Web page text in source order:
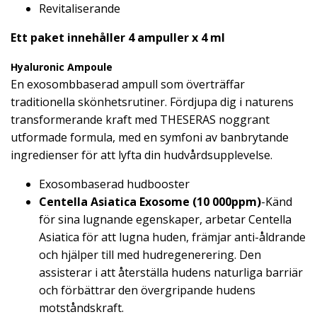
Revitaliserande
Ett paket innehåller 4 ampuller x 4 ml
Hyaluronic Ampoule
En exosombbaserad ampull som överträffar
traditionella skönhetsrutiner. Fördjupa dig i naturens
transformerande kraft med THESERAS noggrant
utformade formula, med en symfoni av banbrytande
ingredienser för att lyfta din hudvårdsupplevelse.
Exosombaserad hudbooster
Centella Asiatica Exosome (10 000ppm)-Känd
för sina lugnande egenskaper, arbetar Centella
Asiatica för att lugna huden, främjar anti-åldrande
och hjälper till med hudregenerering. Den
assisterar i att återställa hudens naturliga barriär
och förbättrar den övergripande hudens
motståndskraft.